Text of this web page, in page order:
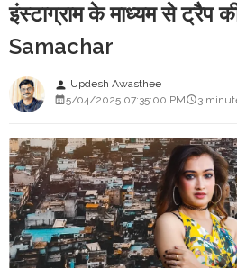
इंस्टाग्राम के माध्यम से ट्रैप
Samachar
person Updesh Awasthee
5/04/2025 07:35:00 PM
3